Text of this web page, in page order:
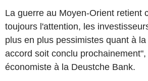
La guerre au Moyen-Orient retient
toujours l'attention, les
plus en plus pessimistes quant à
accord soit conclu
économiste à la Deustche Bank.